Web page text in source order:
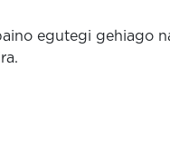
egutegi gehiago